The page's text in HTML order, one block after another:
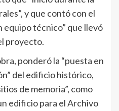
y que contó con el
equipo técnico” que llevó
proyecto.
ponderó la “puesta en
del edificio histórico,
de memoria”, como
edificio para el Archivo